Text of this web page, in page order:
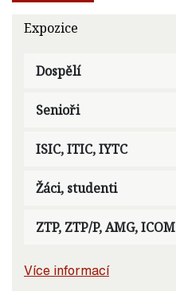
Expozice
Dospělí
Senioři
ISIC, ITIC, IYTC
Žáci, studenti
ZTP, ZTP/P, AMG, ICOM
Více informací